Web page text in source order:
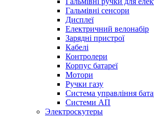
Гальмівні сенсори
Дисплеї
Електричний велонабір
Зарядні пристрої
Кабелі
Контролери
Корпус батареї
Мотори
Ручки газу
Система управління
Системи АП
Электроскутеры